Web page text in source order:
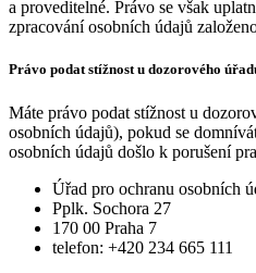
a proveditelné. Právo se však
zpracování osobních údajů
Právo podat stížnost u dozorového
Máte právo podat stížnost u
osobních údajů), pokud se
osobních údajů došlo k porušení
Úřad pro ochranu osobních
Pplk. Sochora 27
170 00 Praha 7
telefon: +420 234 665 111